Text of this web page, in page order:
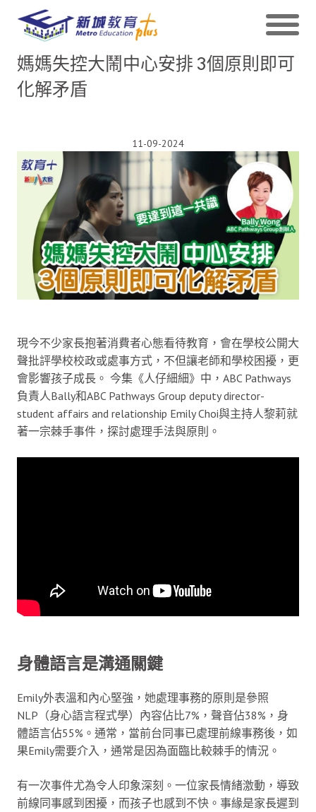
媽媽失控大鬧中心安排 3個原則即可
化解矛盾
11-09-2024
現今不少家長抱著消費者心態看待教育，會在學校公開大
聲批評學校校政或處事方式，不但讓老師和學校困擾，更
會影響孩子成長。 今集《人仔細細》中，ABC Pathways
負責人Bally和ABC Pathways Group deputy director-
student affairs and relationship Emily Choi與主持人黎莉就
著一宗棘手事件，探討處理手法與原則。
身體語言是溝通關鍵
Emily外表溫和內心堅強，她處理事務的原則是參照
NLP（身心語言程式學）內容佔比7%，聲音佔38%，身
體語言佔55%。通常，當前台同事已處理前線事務後，如
果Emily需要介入，通常是因為面臨比較棘手的情況。
有一次事件尤為令人印象深刻。一位家長情緒激動，導致
前線同事感到困擾，而孩子也感到不快。事緣是家長遲到